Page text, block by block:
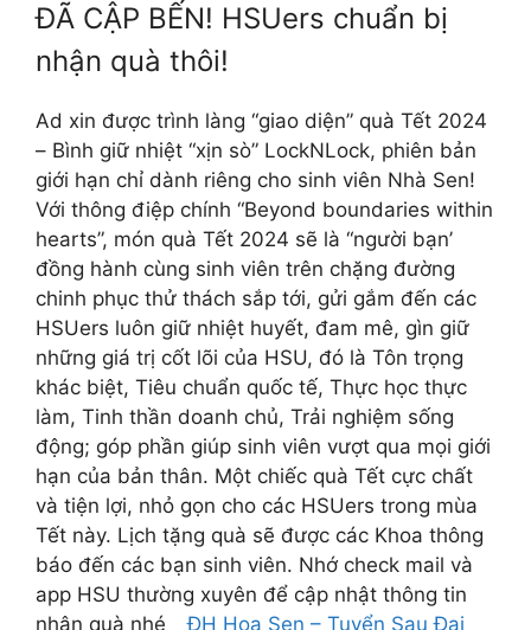
ĐÃ CẬP BẾN! HSUers chuẩn bị
nhận quà thôi!
Ad xin được trình làng “giao diện” quà Tết 2024
– Bình giữ nhiệt “xịn sò” LockNLock, phiên bản
giới hạn chỉ dành riêng cho sinh viên Nhà Sen!
Với thông điệp chính “Beyond boundaries within
hearts”, món quà Tết 2024 sẽ là “người bạn’
đồng hành cùng sinh viên trên chặng đường
chinh phục thử thách sắp tới, gửi gắm đến các
HSUers luôn giữ nhiệt huyết, đam mê, gìn giữ
những giá trị cốt lõi của HSU, đó là Tôn trọng
khác biệt, Tiêu chuẩn quốc tế, Thực học thực
làm, Tinh thần doanh chủ, Trải nghiệm sống
động; góp phần giúp sinh viên vượt qua mọi giới
hạn của bản thân. Một chiếc quà Tết cực chất
và tiện lợi, nhỏ gọn cho các HSUers trong mùa
Tết này. Lịch tặng quà sẽ được các Khoa thông
báo đến các bạn sinh viên. Nhớ check mail và
app HSU thường xuyên để cập nhật thông tin
nhận quà nhé _ĐH Hoa Sen – Tuyển Sau Đại